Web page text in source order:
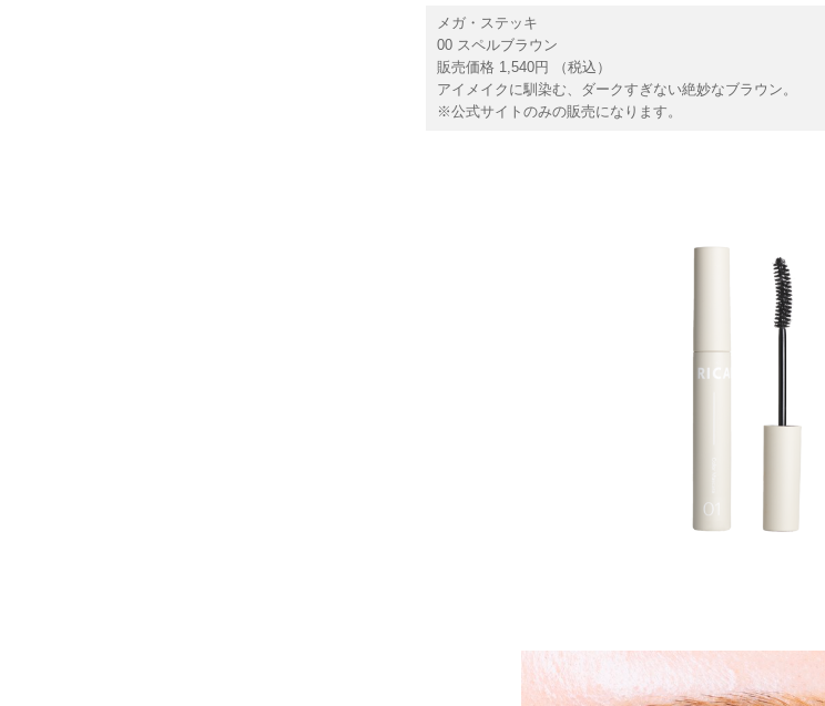
メガ・ステッキ
00 スペルブラウン
販売価格 1,540円 （税込）
アイメイクに馴染む、ダークすぎない絶妙なブラウン。
※公式サイトのみの販売になります。